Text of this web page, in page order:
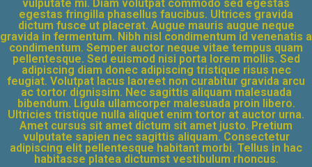
vulputate mi. Diam volutpat commodo sed egestas
egestas fringilla phasellus faucibus. Ultrices gravida
dictum fusce ut placerat. Augue mauris augue neque
gravida in fermentum. Nibh nisl condimentum id venenatis a
condimentum. Semper auctor neque vitae tempus quam
pellentesque. Sed euismod nisi porta lorem mollis. Sed
adipiscing diam donec adipiscing tristique risus nec
feugiat. Volutpat lacus laoreet non curabitur gravida arcu
ac tortor dignissim. Nec sagittis aliquam malesuada
bibendum. Ligula ullamcorper malesuada proin libero.
Ultricies tristique nulla aliquet enim tortor at auctor urna.
Amet cursus sit amet dictum sit amet justo. Pretium
vulputate sapien nec sagittis aliquam. Consectetur
adipiscing elit pellentesque habitant morbi. Tellus in hac
habitasse platea dictumst vestibulum rhoncus.